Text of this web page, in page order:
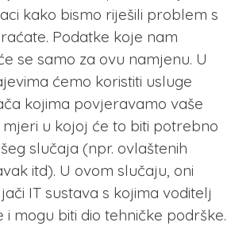
kako bismo riješili problem s
Podatke koje nam
se samo za ovu namjenu. U
ćemo koristiti usluge
kojima povjeravamo vaše
u kojoj će to biti potrebno
slučaja (npr. ovlaštenih
itd). U ovom slučaju, oni
IT sustava s kojima voditelj
mogu biti dio tehničke podrške.